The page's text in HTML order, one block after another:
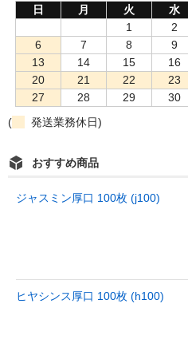
日
月 火 水
1
2
6
7 8 9
13
14 15 16
20
21 22 23
27
28 29
30
(
発送業務休日)
おすすめ商品
ジャスミン厚口 100枚 (j100)
ヒヤシンス厚口 100枚 (h100)